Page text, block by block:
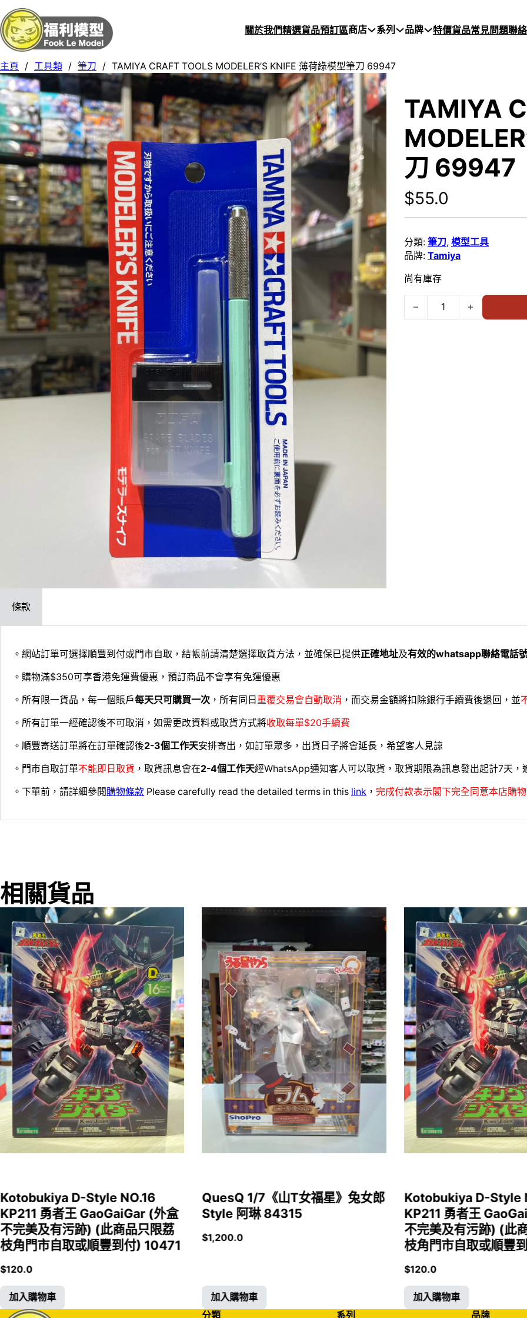
關於我們精選貨品預訂區商店 系列 品牌 特價貨品常見問題聯
主頁 / 工具類 / 筆刀 / TAMIYA CRAFT TOOLS MODELER’S KNIFE 薄荷綠模型筆刀 69947
TAMIYA
刀 69947
$55.0
分類: 筆刀, 模型工具
品牌: Tamiya
尚有庫存
TAMIYA CRAFT TOOLS
條款
。網站訂單可選擇順豐到付或門市自取，結帳前請清楚選擇取貨方法，並確保已提供正確地址及有效的whatsapp聯絡電話
。購物滿$350可享香港免運費優惠，預訂商品不會享有免運優惠
。所有限一貨品，每一個賬戶每天只可購買一次 ，所有同日 重覆交易會自動取消 ，而交易金額將扣除銀行手續費後退回，並
。所有訂單一經確認後不可取消，如需更改資料或取貨方式將收取每單$20手續費
。順豐寄送訂單將在訂單確認後2-3個工作天安排寄出，如訂單眾多，出貨日子將會延長，希望客人見諒
。門市自取訂單不能即日取貨 ，取貨訊息會在2-4個工作天經WhatsApp通知客人可以取貨，取貨期限為訊息發出起計7天，
。下單前，請詳細參閱購物條款 Please carefully read the detailed terms in this link ， 完成付款表示閣下完全同意本店購
相關貨品
Kotobukiya D-Style NO.16
KP211 勇者王 GaoGaiGar (外盒
不完美及有污跡) (此商品只限荔
枝角門市自取或順豐到付) 10471
$120.0
加入購物車
QuesQ 1/7《山T女福星》兔女郎
Style 阿琳 84315
$1,200.0
加入購物車
Kotobukiya D-Style
KP211 勇者王
不完美及有污跡) (此
枝角門市自取或順豐
$120.0
加入購物車
分類
系列 品牌